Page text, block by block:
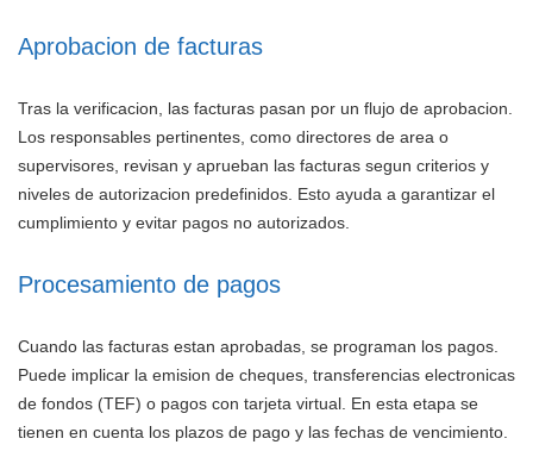
Aprobacion de facturas
Tras la verificacion, las facturas pasan por un flujo de aprobacion.
Los responsables pertinentes, como directores de area o
supervisores, revisan y aprueban las facturas segun criterios y
niveles de autorizacion predefinidos. Esto ayuda a garantizar el
cumplimiento y evitar pagos no autorizados.
Procesamiento de pagos
Cuando las facturas estan aprobadas, se programan los pagos.
Puede implicar la emision de cheques, transferencias electronicas
de fondos (TEF) o pagos con tarjeta virtual. En esta etapa se
tienen en cuenta los plazos de pago y las fechas de vencimiento.